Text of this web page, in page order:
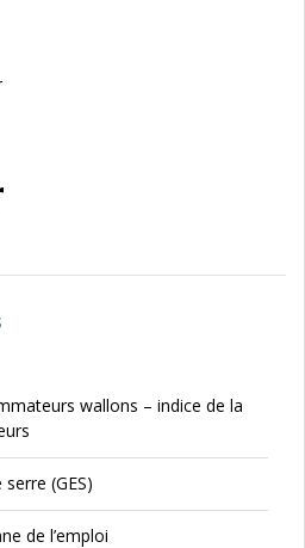
wallons – indice de la
(GES)
de l’emploi